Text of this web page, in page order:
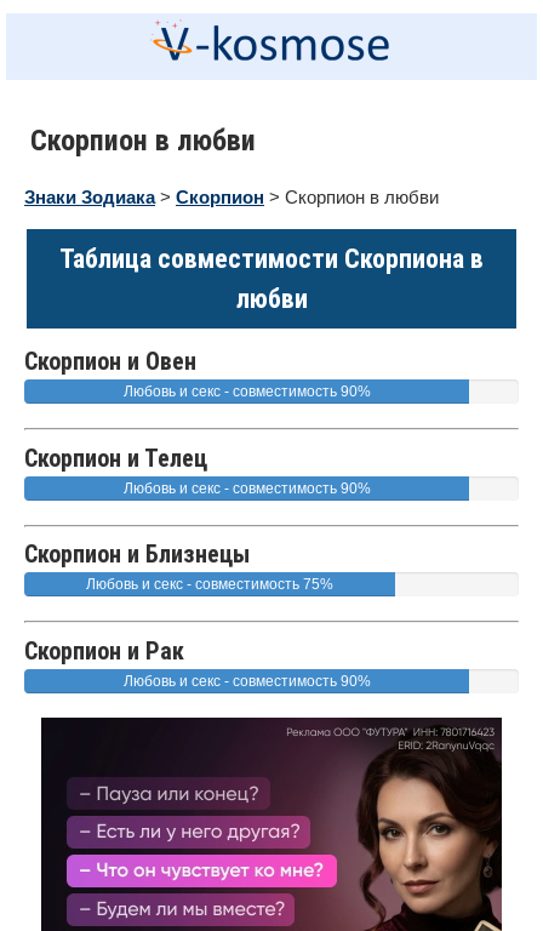
Скорпион в любви
Знаки Зодиака> Скорпион > Скорпион в любви
Таблица совместимости Скорпиона в
любви
Скорпион и Овен
Любовь и секс - совместимость 90%
Скорпион и Телец
Любовь и секс - совместимость 90%
Скорпион и Близнецы
Любовь и секс - совместимость 75%
Скорпион и Рак
Любовь и секс - совместимость 90%